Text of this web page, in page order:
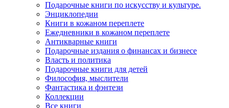
Подарочные книги по искусству и культуре.
Энциклопедии
Книги в кожаном переплете
Ежедневники в кожаном переплете
Антикварные книги
Подарочные издания о финансах и бизнесе
Власть и политика
Подарочные книги для детей
Философия, мыслители
Фантастика и фэнтези
Коллекции
Все книги